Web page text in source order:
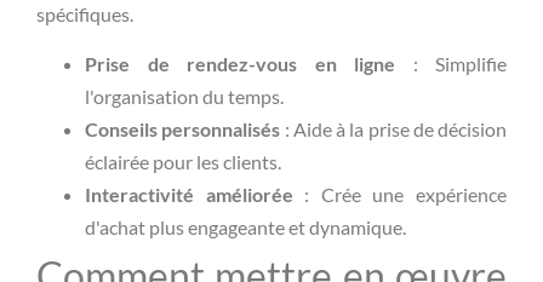
spécifiques.
Prise de rendez-vous en ligne : Simplifie
l'organisation du temps.
Conseils personnalisés : Aide à la prise de décision
éclairée pour les clients.
Interactivité améliorée : Crée une expérience
d'achat plus engageante et dynamique.